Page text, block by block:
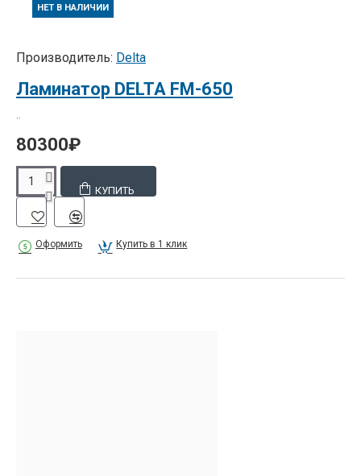
НЕТ В НАЛИЧИИ
Производитель: Delta
Ламинатор DELTA FM-650
80300₽
КУПИТЬ
Оформить Купить в 1 клик